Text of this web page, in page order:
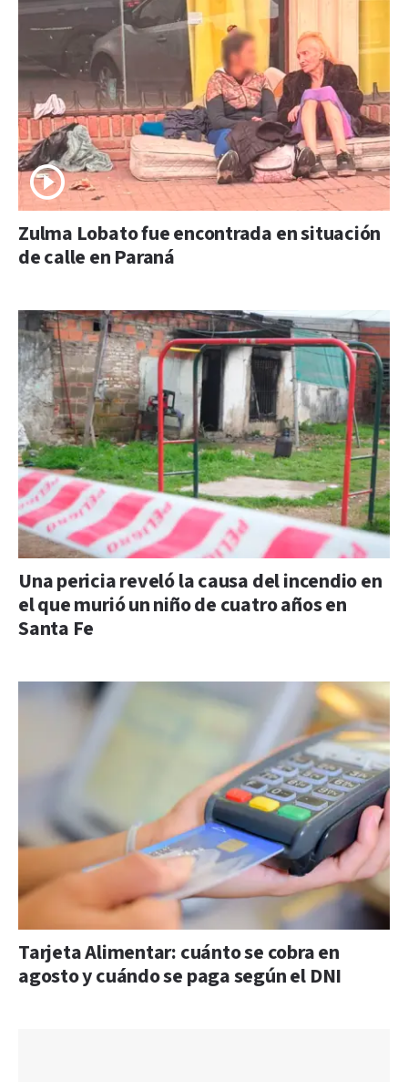
Zulma Lobato fue encontrada en situación
de calle en Paraná
Una pericia reveló la causa del incendio en
el que murió un niño de cuatro años en
Santa Fe
Tarjeta Alimentar: cuánto se cobra en
agosto y cuándo se paga según el DNI